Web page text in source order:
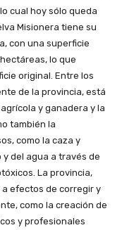
cual hoy sólo queda
Misionera tiene su
con una superficie
lo que
original. Entre los
de la provincia, está
y ganadera y la
también la
como la caza y
del agua a través de
La provincia,
efectos de corregir y
como la creación de
y profesionales